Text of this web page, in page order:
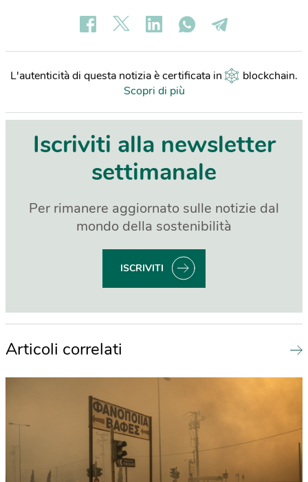
L'autenticità di questa notizia è certificata in blockchain.
Scopri di più
Iscriviti alla newsletter
settimanale
Per rimanere aggiornato sulle notizie dal
mondo della sostenibilità
ISCRIVITI
Articoli correlati